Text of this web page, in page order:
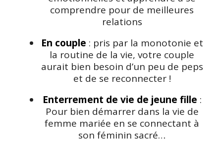
comprendre pour de meilleures
relations
En couple : pris par la monotonie et
la routine de la vie, votre couple
aurait bien besoin d’un peu de peps
et de se reconnecter !
Enterrement de vie de jeune fille :
Pour bien démarrer dans la vie de
femme mariée en se connectant à
son féminin sacré…